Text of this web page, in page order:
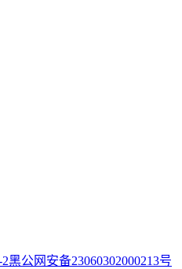
黑公网安备23060302000213号